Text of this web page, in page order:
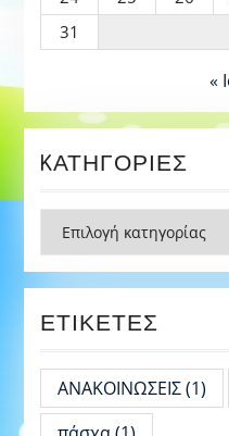
31
«
KΑΤΗΓΟΡΊΕΣ
Kατηγορίες
ΕΤΙΚΈΤΕΣ
ΑΝΑΚΟΙΝΩΣΕΙΣ(1)